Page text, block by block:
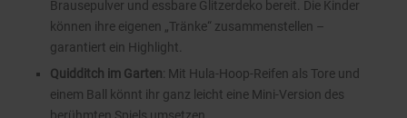
Brausepulver und essbare Glitzerdeko bereit. Die Kinder
können ihre eigenen „Tränke“ zusammenstellen –
garantiert ein Highlight.
Quidditch im Garten: Mit Hula-Hoop-Reifen als Tore und
einem Ball könnt ihr ganz leicht eine Mini-Version des
berühmten Spiels umsetzen.